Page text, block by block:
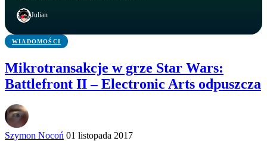
Julian
Fazbear’s Pizza powstanie naprawdę
FBI zatrzymało podejrzanego
ma zniknąć po niemal 20 latach
WIADOMOŚCI
Mikrotransakcje w grze Star Wars:
Battlefront II – Electronic Arts odpuszcza
Szymon Nocoń 01 listopada 2017